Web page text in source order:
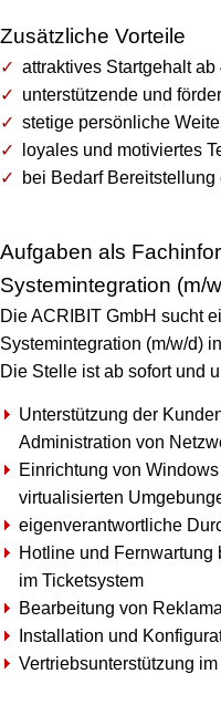
Zusätzliche Vorteile
attraktives Startgehalt
unterstützende und
stetige persönliche
loyales und motiviertes
bei Bedarf
Aufgaben als
Systemintegration (m/
Die ACRIBIT GmbH sucht
Systemintegration (m/w/d)
Die Stelle ist ab sofort und
Unterstützung der
Administration von
Einrichtung von
virtualisierten
eigenverantwortliche
Hotline und
im Ticketsystem
Bearbeitung von
Installation und
Vertriebsunterstützung